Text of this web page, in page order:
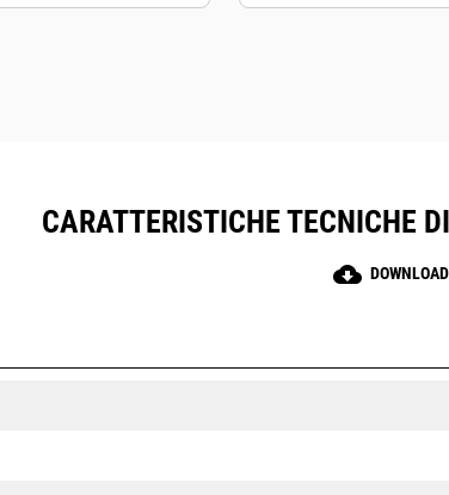
CARATTERISTICHE TECNICHE
cloud_download DOWNLOAD